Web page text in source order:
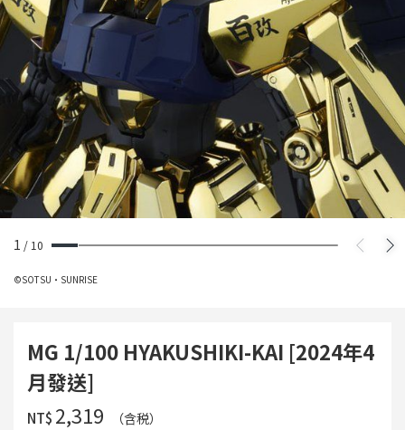
1 / 10
©SOTSU・SUNRISE
MG 1/100 HYAKUSHIKI-KAI [2024年4
月發送]
NT$ ‌2,319 （含税）